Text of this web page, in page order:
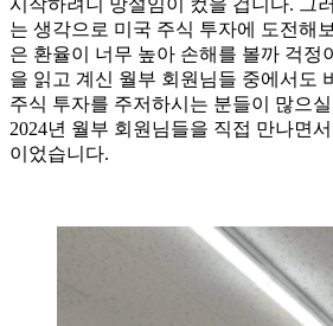
는 생각으로 미국 주식 투자에 도전해
은 환율이 너무 높아 손해를 볼까 걱정
을 읽고 계신 월부 회원님들 중에서도
주식 투자를 주저하시는 분들이 많으
2024년 월부 회원님들을 직접 만나면
이었습니다.